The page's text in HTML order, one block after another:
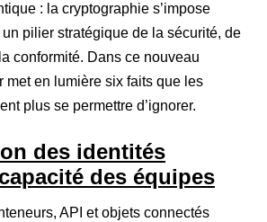
: la cryptographie s’impose
pilier stratégique de la sécurité, de
conformité. Dans ce nouveau
met en lumière six faits que les
plus se permettre d’ignorer.
des identités
des équipes
API et objets connectés